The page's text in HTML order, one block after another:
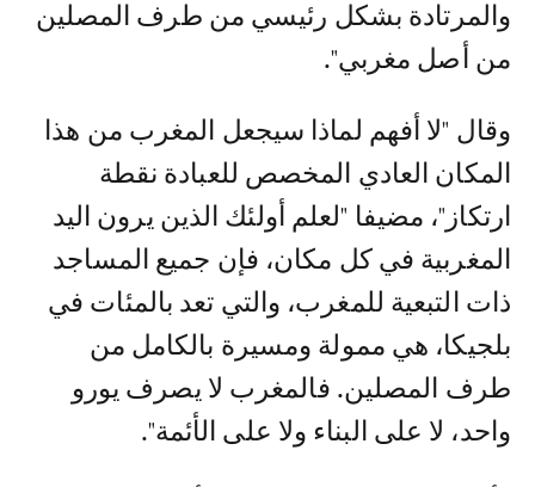
والمرتادة بشكل رئيسي من طرف المصلين
من أصل مغربي".
وقال "لا أفهم لماذا سيجعل المغرب من هذا
المكان العادي المخصص للعبادة نقطة
ارتكاز"، مضيفا "لعلم أولئك الذين يرون اليد
المغربية في كل مكان، فإن جميع المساجد
ذات التبعية للمغرب، والتي تعد بالمئات في
بلجيكا، هي ممولة ومسيرة بالكامل من
طرف المصلين. فالمغرب لا يصرف يورو
واحد، لا على البناء ولا على الأئمة".